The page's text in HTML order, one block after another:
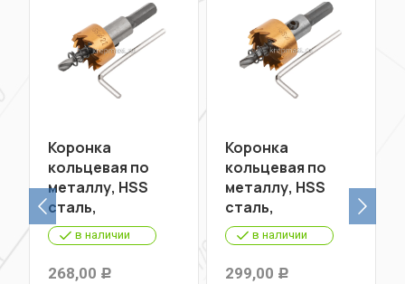
Коронка
кольцевая по
металлу, HSS
сталь,
титановое
покрытие 22 мм
FIT
в наличии
268,00 Р
Коронка
кольцевая по
металлу, HSS
сталь,
титановое
покрытие 25 мм
FIT
в наличии
299,00 Р